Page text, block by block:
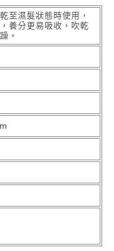
至濕髮狀態時使用，
養分更易吸收，吹乾
。